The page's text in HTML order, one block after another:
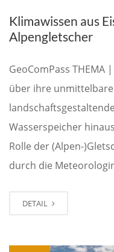
Klimawissen aus
Alpengletscher
GeoComPass
über ihre
Wasserspeicher
Rolle der (Alpen-
durch die
DETAIL